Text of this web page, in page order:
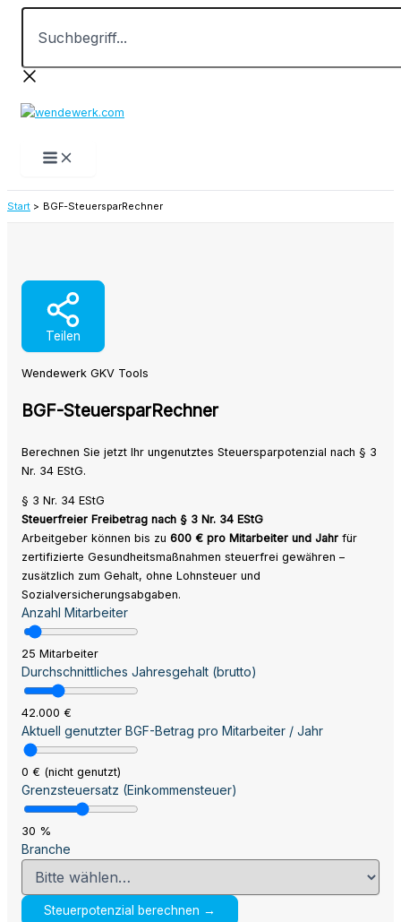
Suchbegriff...
Start BGF-SteuersparRechner
Teilen
Wendewerk GKV Tools
BGF-SteuersparRechner
Berechnen Sie jetzt Ihr ungenutztes Steuersparpotenzial nach § 3
Nr. 34 EStG.
§ 3 Nr. 34 EStG
Steuerfreier Freibetrag nach § 3 Nr. 34 EStG
Arbeitgeber können bis zu 600 € pro Mitarbeiter und Jahr für
zertifizierte Gesundheitsmaßnahmen steuerfrei gewähren –
zusätzlich zum Gehalt, ohne Lohnsteuer und
Sozialversicherungsabgaben.
Anzahl Mitarbeiter
25 Mitarbeiter
Durchschnittliches Jahresgehalt (brutto)
42.000 €
Aktuell genutzter BGF-Betrag pro Mitarbeiter / Jahr
0 € (nicht genutzt)
Grenzsteuersatz (Einkommensteuer)
30 %
Branche
Steuerpotenzial berechnen →